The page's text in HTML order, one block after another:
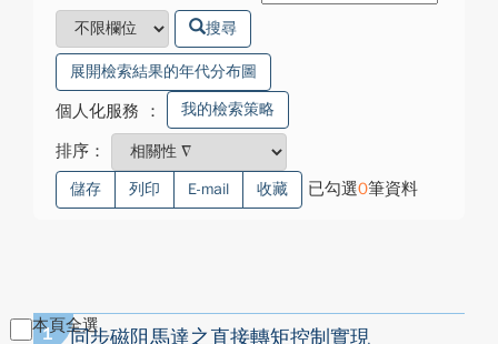
搜尋
展開檢索結果的年代分布圖
個人化服務 ： 我的檢索策略
排序：
儲存 列印 E-mail 收藏 已勾選0筆資料
本頁全選
1 同步磁阻馬達之直接轉矩控制實現